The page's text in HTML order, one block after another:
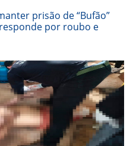
prisão de “Bufão”
por roubo e